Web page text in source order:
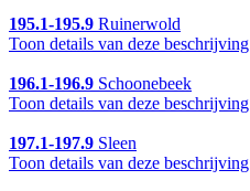
195.1-195.9 Ruinerwold
Toon details van deze beschrijving
196.1-196.9 Schoonebeek
Toon details van deze beschrijving
197.1-197.9 Sleen
Toon details van deze beschrijving